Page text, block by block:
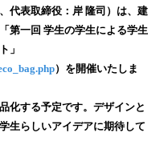
代表取締役：岸 隆司）は、建
第一回 学生の学生による学生
」
）を開催いたしま
化する予定です。デザインと
生らしいアイデアに期待して